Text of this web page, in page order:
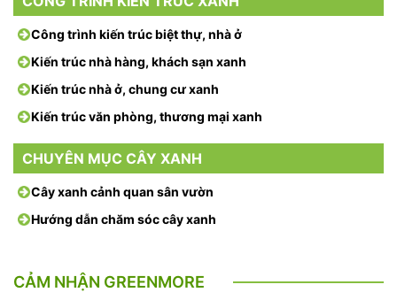
Công trình kiến trúc biệt thự, nhà ở
Kiến trúc nhà hàng, khách sạn xanh
Kiến trúc nhà ở, chung cư xanh
Kiến trúc văn phòng, thương mại xanh
CHUYÊN MỤC CÂY XANH
Cây xanh cảnh quan sân vườn
Hướng dẫn chăm sóc cây xanh
CẢM NHẬN GREENMORE